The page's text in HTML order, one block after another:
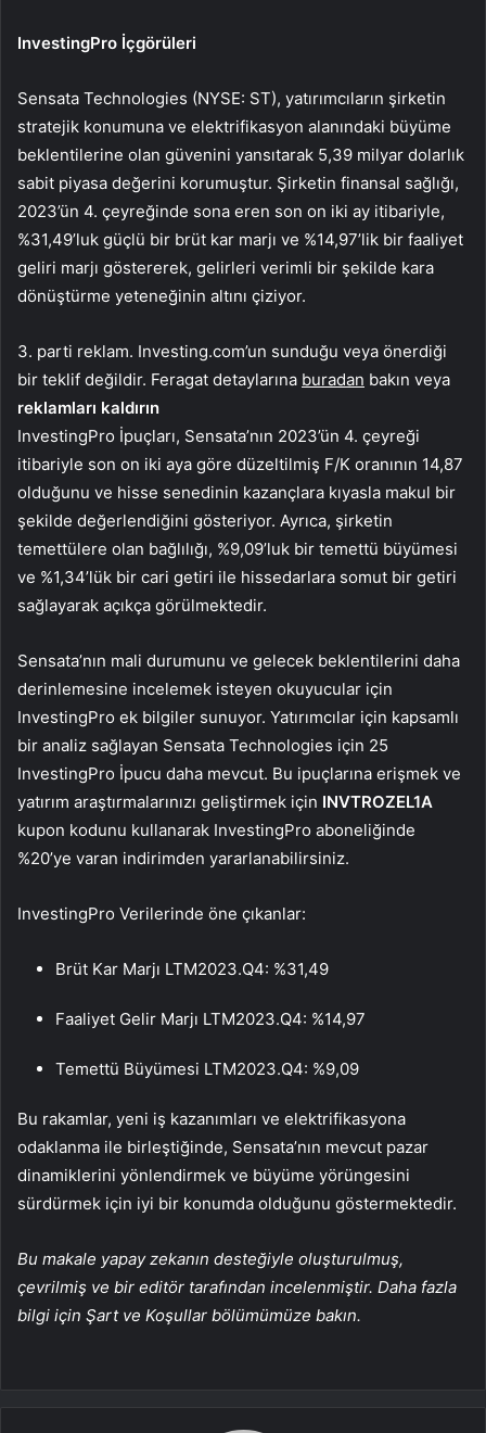
InvestingPro İçgörüleri
Sensata Technologies (NYSE: ST), yatırımcıların şirketin
stratejik konumuna ve elektrifikasyon alanındaki büyüme
beklentilerine olan güvenini yansıtarak 5,39 milyar dolarlık
sabit piyasa değerini korumuştur. Şirketin finansal sağlığı,
2023’ün 4. çeyreğinde sona eren son on iki ay itibariyle,
%31,49’luk güçlü bir brüt kar marjı ve %14,97’lik bir faaliyet
geliri marjı göstererek, gelirleri verimli bir şekilde kara
dönüştürme yeteneğinin altını çiziyor.
3. parti reklam. Investing.com’un sunduğu veya önerdiği
bir teklif değildir. Feragat detaylarına buradan bakın veya
reklamları kaldırın
InvestingPro İpuçları, Sensata’nın 2023’ün 4. çeyreği
itibariyle son on iki aya göre düzeltilmiş F/K oranının 14,87
olduğunu ve hisse senedinin kazançlara kıyasla makul bir
şekilde değerlendiğini gösteriyor. Ayrıca, şirketin
temettülere olan bağlılığı, %9,09’luk bir temettü büyümesi
ve %1,34’lük bir cari getiri ile hissedarlara somut bir getiri
sağlayarak açıkça görülmektedir.
Sensata’nın mali durumunu ve gelecek beklentilerini daha
derinlemesine incelemek isteyen okuyucular için
InvestingPro ek bilgiler sunuyor. Yatırımcılar için kapsamlı
bir analiz sağlayan Sensata Technologies için 25
InvestingPro İpucu daha mevcut. Bu ipuçlarına erişmek ve
yatırım araştırmalarınızı geliştirmek için INVTROZEL1A
kupon kodunu kullanarak InvestingPro aboneliğinde
%20’ye varan indirimden yararlanabilirsiniz.
InvestingPro Verilerinde öne çıkanlar:
Brüt Kar Marjı LTM2023.Q4: %31,49
Faaliyet Gelir Marjı LTM2023.Q4: %14,97
Temettü Büyümesi LTM2023.Q4: %9,09
Bu rakamlar, yeni iş kazanımları ve elektrifikasyona
odaklanma ile birleştiğinde, Sensata’nın mevcut pazar
dinamiklerini yönlendirmek ve büyüme yörüngesini
sürdürmek için iyi bir konumda olduğunu göstermektedir.
Bu makale yapay zekanın desteğiyle oluşturulmuş,
çevrilmiş ve bir editör tarafından incelenmiştir. Daha fazla
bilgi için Şart ve Koşullar bölümümüze bakın.